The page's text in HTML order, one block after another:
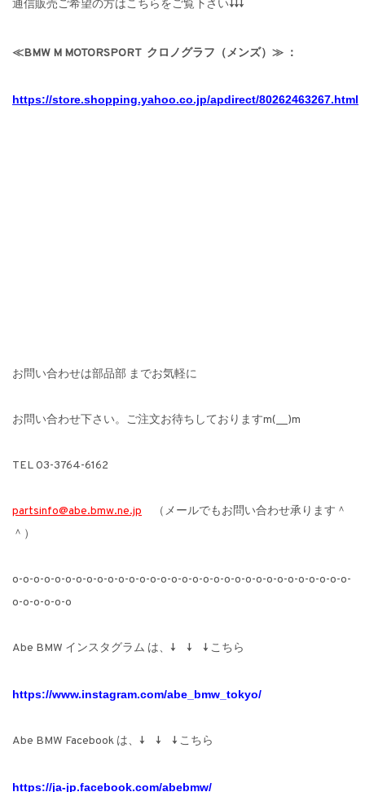
通信販売ご希望の方はこちらをご覧下さい↓↓↓
≪BMW M MOTORSPORT クロノグラフ（メンズ） ≫ ：
https://store.shopping.yahoo.co.jp/apdirect/80262463267.html
お問い合わせは部品部 までお気軽に
お問い合わせ下さい。ご注文お待ちしておりますm(__)m
TEL 03-3764-6162
partsinfo@abe.bmw.ne.jp （メールでもお問い合わせ承ります＾
＾）
o-o-o-o-o-o-o-o-o-o-o-o-o-o-o-o-o-o-o-o-o-o-o-o-o-o-o-o-o-o-o-o-
o-o-o-o-o-o
Abe BMW インスタグラム は、↓ ↓ ↓ こちら
https://www.instagram.com/abe_bmw_tokyo/
Abe BMW Facebook は、↓ ↓ ↓ こちら
https://ja-jp.facebook.com/abebmw/